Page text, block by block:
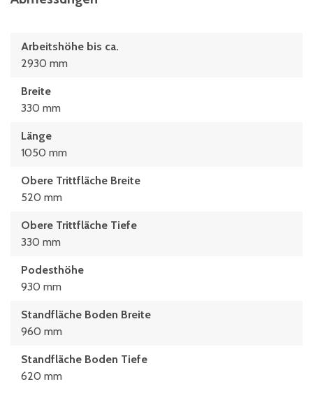
Arbeitshöhe bis ca.
2930 mm
Breite
330 mm
Länge
1050 mm
Obere Trittfläche Breite
520 mm
Obere Trittfläche Tiefe
330 mm
Podesthöhe
930 mm
Standfläche Boden Breite
960 mm
Standfläche Boden Tiefe
620 mm